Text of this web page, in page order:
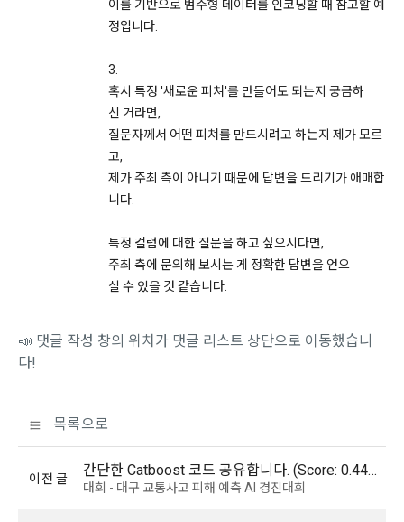
을 알 수 없고, 이에 “회사”의 귀책사유가 없는 경우에는 어떠한
4. “회사” 내부에 고용관계가 인정되는 “근로자”는 “대회” 종료
후 우승자가 상금을 수령한 경우에만 대회 참가가 가능하다. 단,
대회 운영∙관리 차원에서의 대회 참가는 예외로 둔다.
5. “회사”는 “회원”이 본 약관을 위반한다고 판단될 경우, 대회 실
격 처리 또는 관련 대회 중단 등의 조치를 취할 수 있다.
6. 모든 대회는 법률 및 본 약관을 준수해야한다.
제 25 조 (손해배상)
타 “회원”(개인회원, 기업회원 모두 포함)의 귀책사유로 "회원"의
손해가 발생한 경우 "회사"는 이에 대한 배상 책임이 없다.
제 26 조 (면책 조항)
1. “회사”는 천재지변 또는 기타 불가항력적인 사유로 인해 서비
2. “회사”는 “회원”의 귀책 사유로 인한 서비스 이용의 장애에 대
하여 책임을 지지 않는다.
3. “회사”는 “회원”이 서비스를 이용하여 얻은 정보 등으로 인해
입은 손해 등에 대해서 책임을 지지 않는다.
이전 이용약관 보러가기 >
아래 사항에 관한 개인정보처리방침의 변경이 있을 경우 개정
최소 7일 전에 ‘공지사항’을 통해 사전 공지를 할 것입니다.
1) 개인정보를 제공받는 자
2) 개인정보를 제공받는 자의 개인정보 이용 목적
3) 제공하는 개인정보의 항목
5) 동의를 거부할 권리가 있다는 사실 및 동의 거부에 따른 불이
익이 있는 경우에는 그 불이익의 내용
용자 권리의 중대한 변경이 발생할 때에는 최소 30일 전에 공지
하며, 필요 시 이용자 동의를 다시 받을 수도 있습니다.
공고일자: 2021년 5월 24일
시행일자: 2021년 5월 31일
이를 기반으로 범주형 데이터를 인코딩할 때 참고할 예
정입니다.
3.
혹시 특정 '새로운 피쳐'를 만들어도 되는지 궁금하
신 거라면,
질문자께서 어떤 피쳐를 만드시려고 하는지 제가 모르
고,
제가 주최 측이 아니기 때문에 답변을 드리기가 애매합
니다.
특정 컬럼에 대한 질문을 하고 싶으시다면,
주최 측에 문의해 보시는 게 정확한 답변을 얻으
실 수 있을 것 같습니다.
📣 댓글 작성 창의 위치가 댓글 리스트 상단으로 이동했습니
다!
목록으로
이전 글 간단한 Catboost 코드 공유합니다. (Score: 0.4457538631)
대회 - 대구 교통사고 피해 예측 AI 경진대회